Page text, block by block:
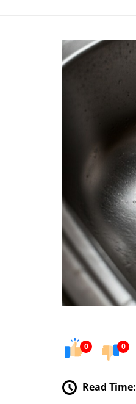
0 0
Read Time: